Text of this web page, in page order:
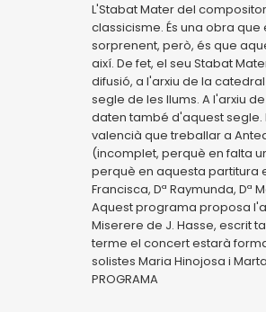
L'Stabat Mater del
classicisme. És una obra
sorprenent, però, és que
així. De fet, el seu Stabat
difusió, a l'arxiu de la
segle de les llums. A l'arxiu
daten també d'aquest segle.
valencià que treballar a
(incomplet, perquè en falta
perquè en aquesta partitura
Francisca, Dª Raymunda, Dª
Aquest programa proposa
Miserere de J. Hasse, escrit
terme el concert estarà
solistes Maria Hinojosa i
PROGRAMA